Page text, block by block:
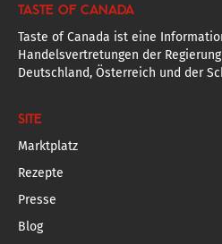
TASTE OF CANADA
Taste of Canada ist eine
Handelsvertretungen der
Deutschland, Österreich und der
SITE
Marktplatz
Rezepte
Presse
Blog